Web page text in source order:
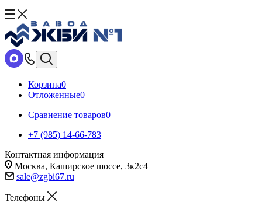
Корзина0
Отложенные0
Сравнение товаров0
+7 (985) 14-66-783
Контактная информация
Москва, Каширское шоссе, 3к2с4
sale@zgbi67.ru
Телефоны